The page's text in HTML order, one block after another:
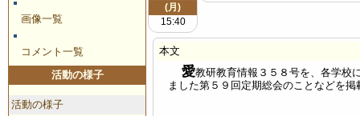
画像一覧
コメント一覧
活動の様子
活動の様子
(月)
15:40
本文
愛教研教育情報３５８号を、各学校
ました第５９回定期総会のことなどを